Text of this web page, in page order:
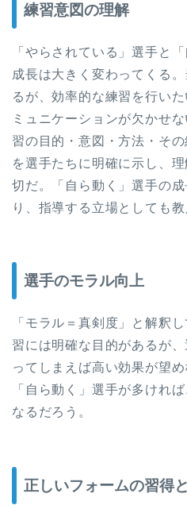
練習意図の理解
「やらされている」選手と
成長は大きく変わってくる
るが、効率的な練習を行い
ミュニケーションが欠かせ
習の目的・意図・方法・そ
を選手たちに明確に示し、
切だ。「自ら動く」選手の
り、指導する立場としても
選手のモラル向上
「モラル＝真剣度」と解釈
習には明確な目的があるが
ってしまえば高い効果が望
「自ら動く」選手が多けれ
なるだろう。
正しいフォームの習得